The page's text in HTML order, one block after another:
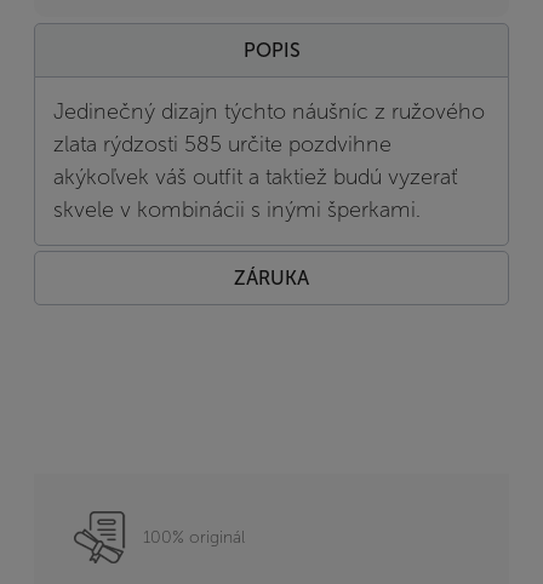
POPIS
Jedinečný dizajn týchto náušníc z ružového
zlata rýdzosti 585 určite pozdvihne
akýkoľvek váš outfit a taktiež budú vyzerať
skvele v kombinácii s inými šperkami.
ZÁRUKA
100% originál